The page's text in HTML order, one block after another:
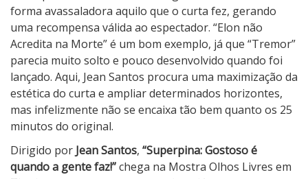
Q
u
a
n
d
o
a
G
e
n
forma avassaladora aquilo que o curta fez, gerando
uma recompensa válida ao espectador. “Elon não
Acredita na Morte” é um bom exemplo, já que “Tremor”
parecia muito solto e pouco desenvolvido quando foi
lançado. Aqui, Jean Santos procura uma maximização da
estética do curta e ampliar determinados horizontes,
mas infelizmente não se encaixa tão bem quanto os 25
minutos do original.
Dirigido por Jean Santos, “Superpina: Gostoso é
quando a gente faz!”chega na Mostra Olhos Livres em